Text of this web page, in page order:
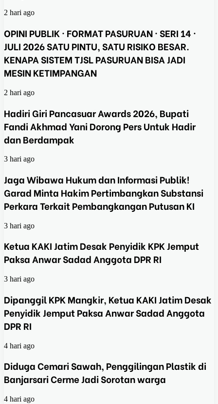
2 hari ago
OPINI PUBLIK · FORMAT PASURUAN · SERI 14 ·
JULI 2026 SATU PINTU, SATU RISIKO BESAR.
KENAPA SISTEM TJSL PASURUAN BISA JADI
MESIN KETIMPANGAN
2 hari ago
Hadiri Giri Pancasuar Awards 2026, Bupati
Fandi Akhmad Yani Dorong Pers Untuk Hadir
dan Berdampak
3 hari ago
Jaga Wibawa Hukum dan Informasi Publik!
Garad Minta Hakim Pertimbangkan Substansi
Perkara Terkait Pembangkangan Putusan KI
3 hari ago
Ketua KAKI Jatim Desak Penyidik KPK Jemput
Paksa Anwar Sadad Anggota DPR RI
3 hari ago
Dipanggil KPK Mangkir, Ketua KAKI Jatim Desak
Penyidik Jemput Paksa Anwar Sadad Anggota
DPR RI
4 hari ago
Diduga Cemari Sawah, Penggilingan Plastik di
Banjarsari Cerme Jadi Sorotan warga
4 hari ago